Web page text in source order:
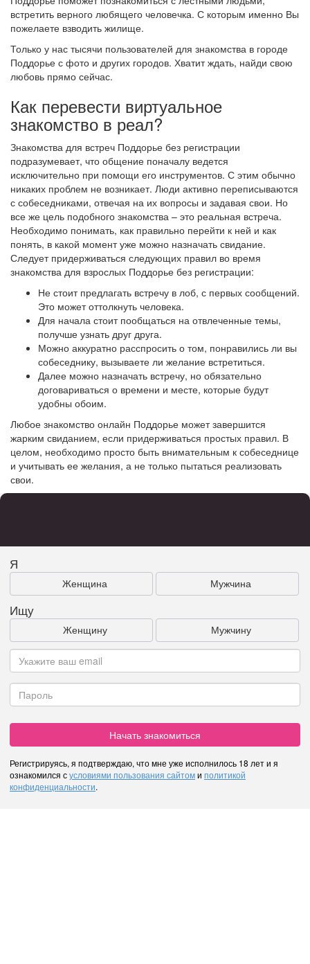
встретить верного любящего человечка. С которым именно Вы
пожелаете взводить жилище.
Только у нас тысячи пользователей для знакомства в городе
Поддорье с фото и других городов. Хватит ждать, найди свою
любовь прямо сейчас.
Как перевести виртуальное
знакомство в реал?
Знакомства для встреч Поддорье без регистрации
подразумевает, что общение поначалу ведется
исключительно при помощи его инструментов. С этим обычно
никаких проблем не возникает. Люди активно переписываются
с собеседниками, отвечая на их вопросы и задавая свои. Но
все же цель подобного знакомства – это реальная встреча.
Необходимо понимать, как правильно перейти к ней и как
понять, в какой момент уже можно назначать свидание.
Следует придерживаться следующих правил во время
знакомства для взрослых Поддорье без регистрации:
Не стоит предлагать встречу в лоб, с первых сообщений.
Это может оттолкнуть человека.
Для начала стоит пообщаться на отвлеченные темы,
получше узнать друг друга.
Можно аккуратно расспросить о том, понравились ли вы
собеседнику, вызываете ли желание встретиться.
Далее можно назначать встречу, но обязательно
договариваться о времени и месте, которые будут
удобны обоим.
Любое знакомство онлайн Поддорье может завершится
жарким свиданием, если придерживаться простых правил. В
целом, необходимо просто быть внимательным к собеседнице
и учитывать ее желания, а не только пытаться реализовать
свои.
Я
Женщина Мужчина
Ищу
Женщину Мужчину
Начать знакомиться
Регистрируясь, я подтверждаю, что мне уже исполнилось 18 лет и я
ознакомился сусловиями пользования сайтоми политикой
конфиденциальности.